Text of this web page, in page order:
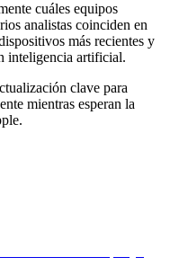
cuáles equipos
analistas coinciden en
más recientes y
inteligencia artificial.
clave para
mientras esperan la